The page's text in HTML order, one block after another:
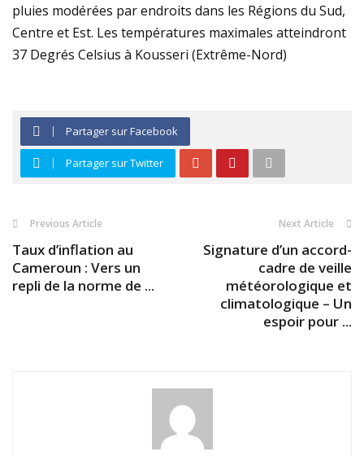
pluies modérées par endroits dans les Régions du Sud,
Centre et Est. Les températures maximales atteindront
37 Degrés Celsius à Kousseri (Extrême-Nord)
Partager sur Facebook
Partager sur Twitter
Previous Article
Taux d’inflation au
Cameroun : Vers un
repli de la norme de ...
Next Article
Signature d’un accord-
cadre de veille
météorologique et
climatologique – Un
espoir pour ...